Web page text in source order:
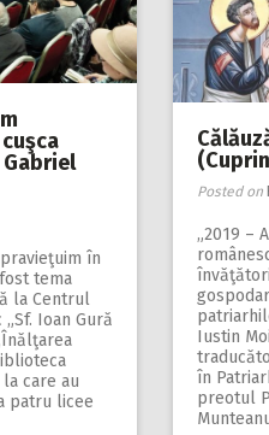
în
tema
la Centrul
Ioan Gură
care au
patru licee
Posted on
„2019 –
Iustin
în
preotul